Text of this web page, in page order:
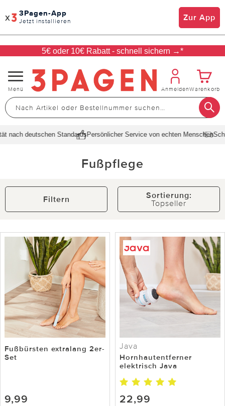
x 3Pagen-App
Jetzt installieren Zur App
5€ oder 10€ Rabatt - schnell sichern →*
Navigation
umschalten
Menü AnmeldenWarenkorb
deutschen StandardsPersönlicher Service von echten MenschenSchnelle
Fußpflege
Filtern
Sortierung:
Topseller
Fußbürsten extralang 2er-
Set
9,99
Java
Hornhautentferner
elektrisch Java
22,99